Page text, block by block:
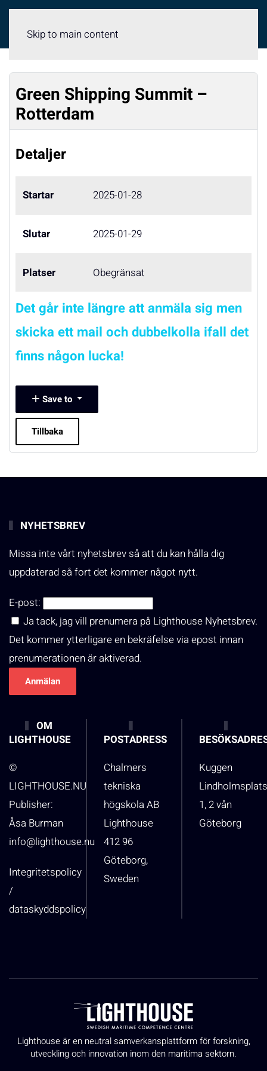
Skip to main content
Green Shipping Summit –
Rotterdam
Detaljer
Startar 2025-01-28
Slutar 2025-01-29
Platser Obegränsat
Det går inte längre att anmäla sig men
skicka ett mail och dubbelkolla ifall det
finns någon lucka!
Save to
Tillbaka
NYHETSBREV
Missa inte vårt nyhetsbrev så att du kan hålla dig
uppdaterad så fort det kommer något nytt.
E-post:
Ja tack, jag vill prenumera på Lighthouse Nyhetsbrev.
Det kommer ytterligare en bekräfelse via epost innan
prenumerationen är aktiverad.
OM
LIGHTHOUSE
©
LIGHTHOUSE.NU
Publisher:
Åsa Burman
info@lighthouse.nu
Integritetspolicy
/
dataskyddspolicy
POSTADRESS
Chalmers
tekniska
högskola AB
Lighthouse
412 96
Göteborg,
Sweden
Kuggen
1, 2 vån
Göteborg
Lighthouse är en neutral samverkansplattform för forskning,
utveckling och innovation inom den maritima sektorn.